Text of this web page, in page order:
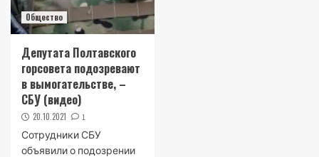
Общество
Депутата Полтавского
горсовета подозревают
в вымогательстве, –
СБУ (видео)
20.10.2021 1
Сотрудники СБУ
объявили о подозрении